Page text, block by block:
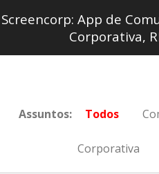
Screencorp: App de
Corporativa,
Assuntos: Todos
Corporativa